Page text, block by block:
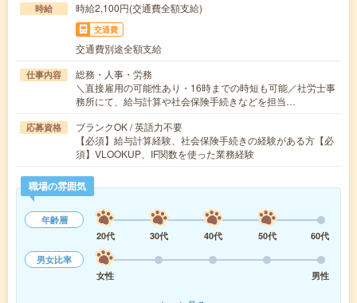
時給 時給2,100円(交通費全額支給)
交通費
交通費別途全額支給
仕事内容
総務・人事・労務
＼直接雇用の可能性あり・16時までの時短も可能／社労士事
務所にて、給与計算や社会保険手続きなどを担当…
応募資格
ブランクOK / 英語力不要
【必須】給与計算経験、社会保険手続きの経験がある方【必
須】VLOOKUP、IF関数を使った業務経験
職場の雰囲気
年齢層
20代
30代 40代 50代
60代
男女比率
女性
男性